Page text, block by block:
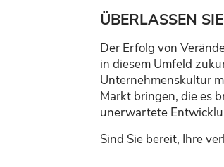
ÜBERLASSEN
Der Erfolg von
in diesem Umfeld
Unternehmenskultur
Markt bringen, die es
unerwartete
Sind Sie bereit, Ihre